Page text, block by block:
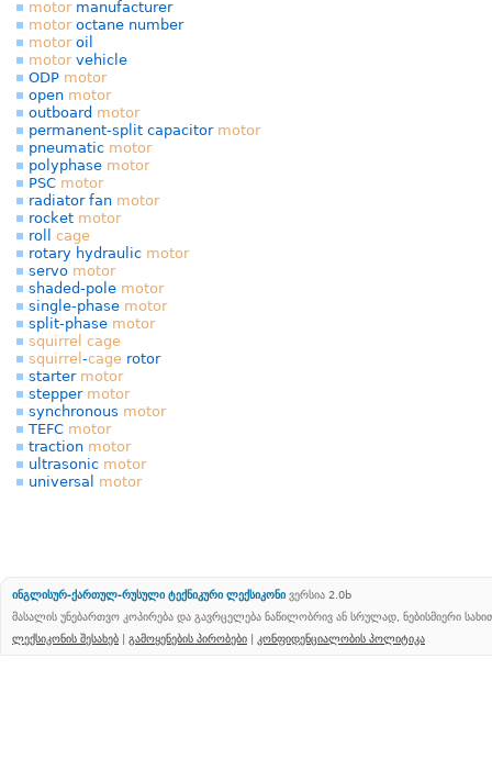
motormanufacturer
motoroctane number
motoroil
motorvehicle
ODP motor
open motor
outboard motor
permanent-split capacitor motor
pneumatic motor
polyphase motor
PSC motor
radiator fan motor
rocket motor
roll cage
rotary hydraulic motor
servo motor
shaded-pole motor
single-phase motor
split-phase motor
squirrel cage
squirrel -cage rotor
starter motor
stepper motor
synchronous motor
TEFC motor
traction motor
ultrasonic motor
universal motor
ინგლისურ-ქართულ-რუსული ტექნიკური ლექსიკონი ვერსია 2.0b
მასალის უნებართვო კოპირება და გავრცელება ნაწილობრივ ან სრულად, ნებისმიერი
ლექსიკონის შესახებ | გამოყენების პირობები | კონფიდენციალობის პოლიტიკა